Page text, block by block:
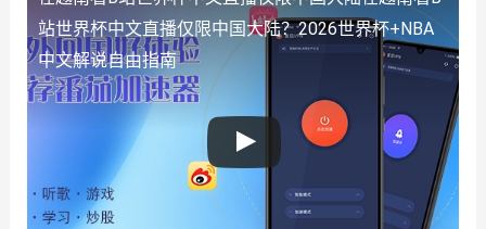
站世界杯中文直播仅限中国大陆？2026世界杯+NBA
中文解说自由指南